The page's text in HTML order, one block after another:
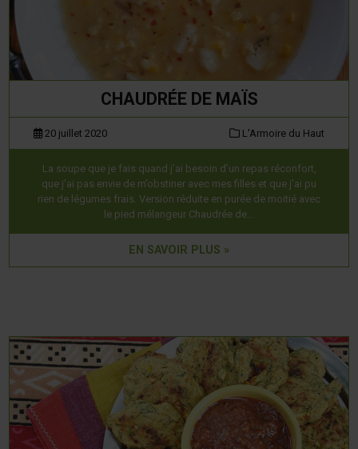
CHAUDRÉE DE MAÏS
20 juillet 2020 L'Armoire du Haut
La soupe que je fais quand j’ai besoin d’un repas réconfort,
que j’ai pas envie de m’obstiner avec mes filles et que j’ai pu
rien de légumes frais. Version réduite en purée de moitié avec
le pied mélangeur Chaudrée de…
EN SAVOIR PLUS »